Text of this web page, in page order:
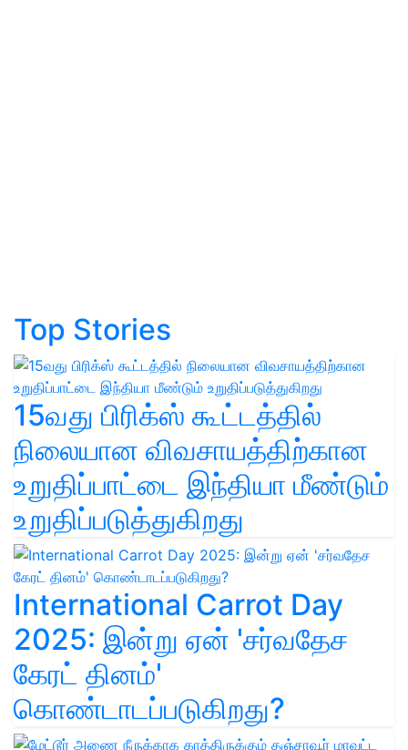
Top Stories
15வது பிரிக்ஸ் கூட்டத்தில்
நிலையான விவசாயத்திற்கான
உறுதிப்பாட்டை இந்தியா மீண்டும்
உறுதிப்படுத்துகிறது
International Carrot Day
2025: இன்று ஏன் 'சர்வதேச
கேரட் தினம்'
கொண்டாடப்படுகிறது?